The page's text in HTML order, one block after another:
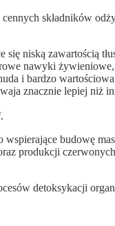
składników
się niską zawartością
nawyki żywieniowe,
i bardzo
znacznie lepiej niż
budowę
produkcji
detoksykacji